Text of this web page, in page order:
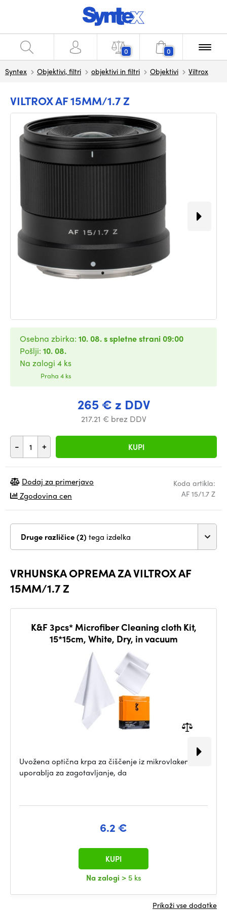
0 0
Syntex Objektivi, filtri objektivi in filtri Objektivi Viltrox
VILTROX AF 15MM/1.7 Z
265 € z DDV
217.21 € brez DDV
- + KUPI
Osebna zbirka: 10. 08. s spletne strani 09:00
Pošlji: 10. 08.
Na zalogi 4 ks
Praha 4 ks
Koda artikla:
AF 15/1.7 Z
Dodaj za primerjavo
Zgodovina cen
Druge različice (2) tega izdelka
VRHUNSKA OPREMA ZA VILTROX AF
15MM/1.7 Z
K&F 3pcs* Microfiber Cleaning cloth Kit,
15*15cm, White, Dry, in vacuum
Uvožena optična krpa za čiščenje iz mikrovlaken se
uporablja za zagotavljanje, da
6.2 €
Na zalogi > 5 ks
KUPI
Prikaži vse dodatke